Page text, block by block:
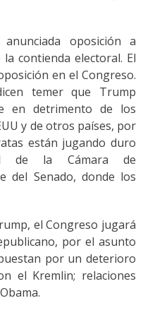
oposición a
contienda electoral. El
en el Congreso.
temer que Trump
en detrimento de los
y de otros países, por
están jugando duro
de la Cámara de
del Senado, donde los
el Congreso jugará
por el asunto
por un deterioro
el Kremlin; relaciones